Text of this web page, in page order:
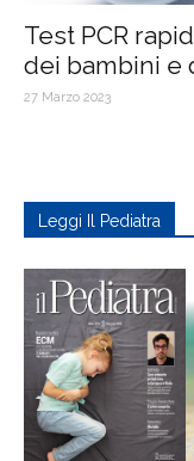
Test PCR
dei bambini e
27 Marzo 2023
Leggi Il Pediatra